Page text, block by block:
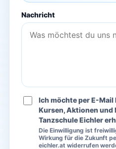
Nachricht
Ich möchte per E-
Kursen, Aktionen und
Tanzschule Eichler
Die Einwilligung ist
Wirkung für die Zukunft
eichler.at widerrufen